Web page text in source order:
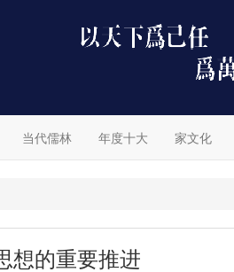
当代儒林 年度十大 家文化
想的重要推进